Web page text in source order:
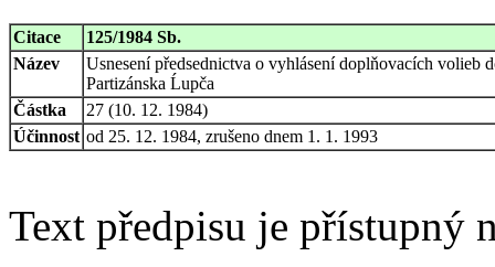
Citace
125/1984 Sb.
Název
Usnesení předsednictva o vyhlásení doplňovacích volieb
Partizánska Ĺupča
Částka
27 (10. 12. 1984)
Účinnost od 25. 12. 1984, zrušeno dnem 1. 1. 1993
Text předpisu je přístupný